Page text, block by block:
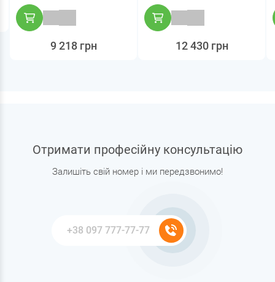
9 218 грн 12 430 грн
Отримати професійну консультацію
Залишіть свій номер і ми передзвонимо!